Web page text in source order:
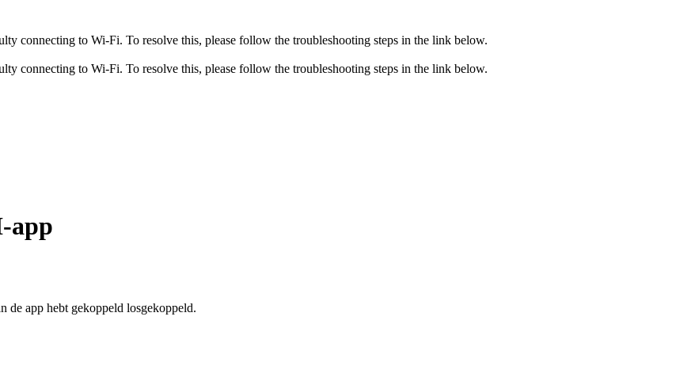
connecting to Wi-Fi. To resolve this, please follow the troubleshooting steps in the link below.
connecting to Wi-Fi. To resolve this, please follow the troubleshooting steps in the link below.
app
de app hebt gekoppeld losgekoppeld.